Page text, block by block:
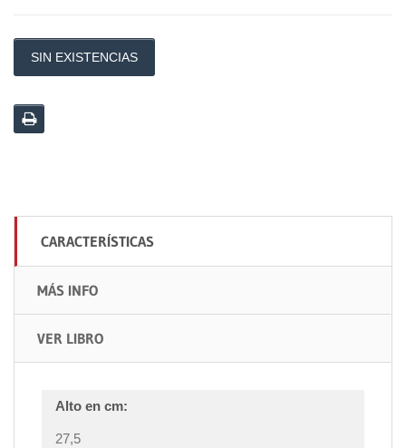
SIN EXISTENCIAS
CARACTERÍSTICAS
MÁS INFO
VER LIBRO
Alto en cm:
27,5